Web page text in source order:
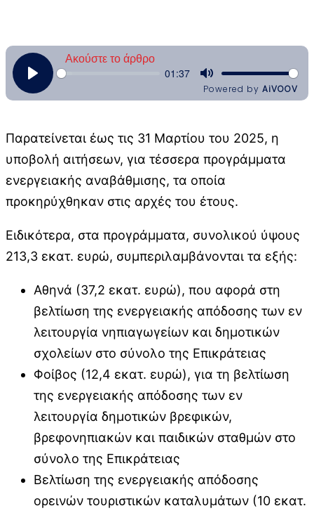
Παρατείνεται έως τις 31 Μαρτίου του 2025, η
υποβολή αιτήσεων, για τέσσερα προγράμματα
ενεργειακής αναβάθμισης, τα οποία
προκηρύχθηκαν στις αρχές του έτους.
Ειδικότερα, στα προγράμματα, συνολικού ύψους
213,3 εκατ. ευρώ, συμπεριλαμβάνονται τα εξής:
Αθηνά (37,2 εκατ. ευρώ), που αφορά στη
βελτίωση της ενεργειακής απόδοσης των εν
λειτουργία νηπιαγωγείων και δημοτικών
σχολείων στο σύνολο της Επικράτειας
Φοίβος (12,4 εκατ. ευρώ), για τη βελτίωση
της ενεργειακής απόδοσης των εν
λειτουργία δημοτικών βρεφικών,
βρεφονηπιακών και παιδικών σταθμών στο
σύνολο της Επικράτειας
Βελτίωση της ενεργειακής απόδοσης
ορεινών τουριστικών καταλυμάτων (10 εκατ.